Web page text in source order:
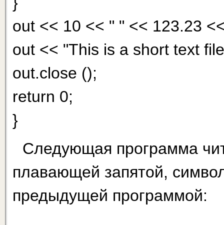
out << 10 << " " << 123.23
out << "This is a short text
out.close ();
return 0;
}
Следующая программа
плавающей запятой,
предыдущей программой: